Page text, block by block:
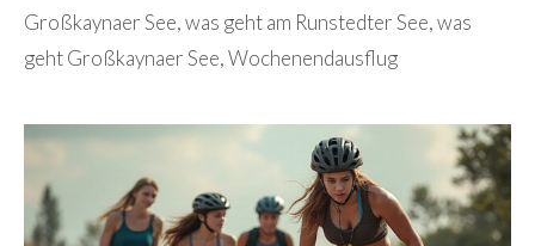
Großkaynaer See,was geht am Runstedter See,was
geht Großkaynaer See,Wochenendausflug